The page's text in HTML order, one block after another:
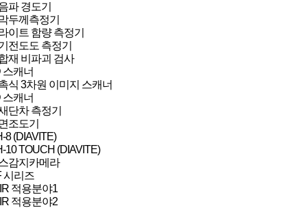
파 경도기
두께측정기
이트 함량 측정기
전도도 측정기
재 비파괴 검사
스캐너
식 3차원 이미지 스캐너
스캐너
단차 측정기
조도기
8 (DIAVITE)
10 TOUCH (DIAVITE)
감지카메라
시리즈
적용분야1
적용분야2